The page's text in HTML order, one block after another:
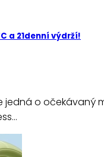
a 21denní výdrží!
o očekávaný